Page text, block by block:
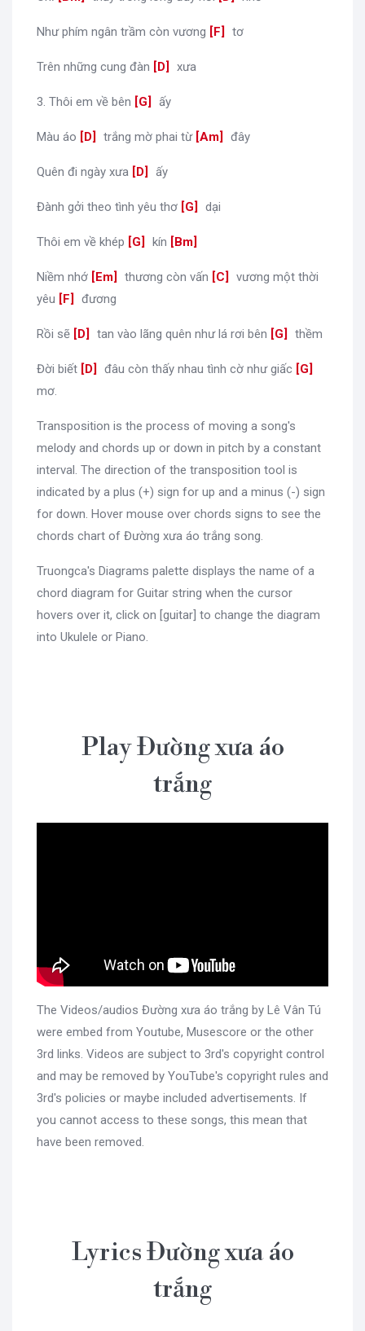
Như phím ngân trầm còn vương [F tơ
Trên những cung đàn [D xưa
3. Thôi em về bên [G ấy
Màu áo [D trắng mờ phai từ [Am đây
Quên đi ngày xưa [D ấy
Đành gởi theo tình yêu thơ [G dại
Thôi em về khép [G kín [Bm
Niềm nhớ [Em thương còn vấn [C
vương một thời
yêu [F đương
Rồi sẽ [D tan vào lãng quên như lá rơi bên [G thềm
Đời biết [D đâu còn thấy nhau tình cờ như giấc [G
mơ.
Transposition is the process of moving a song's
melody and chords up or down in pitch by a constant
interval. The direction of the transposition tool is
indicated by a plus (+) sign for up and a minus (-) sign
for down. Hover mouse over chords signs to see the
chords chart of Đường xưa áo trắng song.
Truongca's Diagrams palette displays the name of a
chord diagram for Guitar string when the cursor
hovers over it, click on [guitar] to change the diagram
into Ukulele or Piano.
Play Đường xưa áo
trắng
The Videos/audios Đường xưa áo trắng by Lê Vân Tú
were embed from Youtube, Musescore or the other
3rd links. Videos are subject to 3rd's copyright control
and may be removed by YouTube's copyright rules and
3rd's policies or maybe included advertisements. If
you cannot access to these songs, this mean that
have been removed.
Lyrics Đường xưa áo
trắng